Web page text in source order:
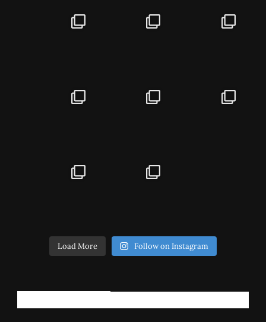
Load More Follow on Instagram